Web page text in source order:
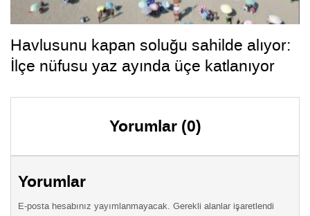
Havlusunu kapan soluğu sahilde alıyor:
İlçe nüfusu yaz ayında üçe katlanıyor
Yorumlar (0)
Yorumlar
E-posta hesabınız yayımlanmayacak. Gerekli alanlar işaretlendi